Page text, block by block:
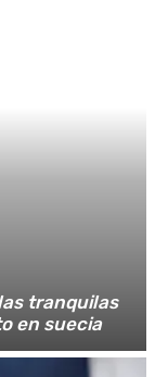
tranquilas
en suecia